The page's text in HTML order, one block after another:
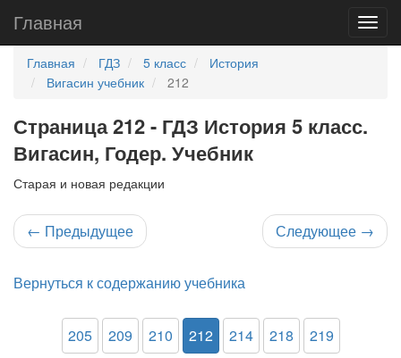
Главная
Главная ГДЗ 5 класс
История
Вигасин учебник
212
Страница 212 - ГДЗ История 5 класс.
Вигасин, Годер. Учебник
Старая и новая редакции
← Предыдущее Следующее →
Вернуться к содержанию учебника
205 209 210 212 214 218 219